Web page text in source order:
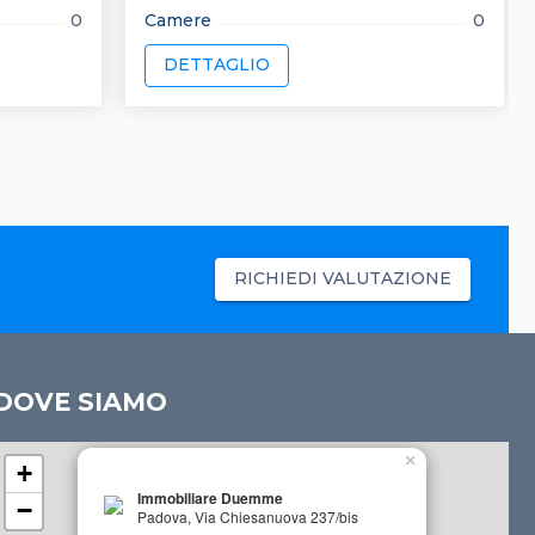
0
Camere
0
DETTAGLIO
RICHIEDI VALUTAZIONE
SIAMO
Immobiliare Duemme
Padova, Via Chiesanuova 237/bis
×
+
−